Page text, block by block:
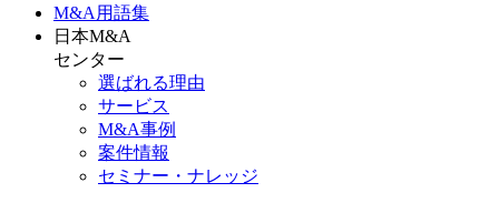
M&A 用語集
日本M&A
センター
選ばれる理由
サービス
M&A事例
案件情報
セミナー・ナレッジ